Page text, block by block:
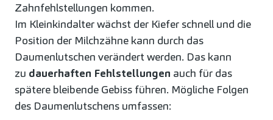
Zahnfehlstellungen kommen.
Im Kleinkindalter wächst der Kiefer schnell und die
Position der Milchzähne kann durch das
Daumenlutschen verändert werden. Das kann
zu dauerhaften Fehlstellungen auch für das
spätere bleibende Gebiss führen. Mögliche Folgen
des Daumenlutschens umfassen: